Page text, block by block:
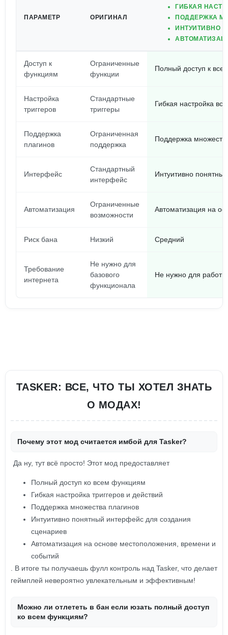
ПАРАМЕТР ОРИГИНАЛ
ГИБКАЯ
ПОДДЕРЖКА
ИНТУИТИВНО
Доступ к
функциям
Ограниченные
функции
Полный доступ к
Настройка
триггеров
Стандартные
триггеры
Гибкая настройка
Поддержка
плагинов
Ограниченная
поддержка
Поддержка
Интерфейс
Стандартный
интерфейс
Интуитивно
Автоматизация
Ограниченные
возможности
Автоматизация на
Риск бана Низкий Средний
Требование
интернета
Не нужно для
базового
функционала
Не нужно для
TASKER: ВСЕ, ЧТО ТЫ ХОТЕЛ ЗНАТЬ
О МОДАХ!
Почему этот мод считается имбой для Tasker?
Да ну, тут всё просто! Этот мод предоставляет
Полный доступ ко всем функциям
Гибкая настройка триггеров и действий
Поддержка множества плагинов
Интуитивно понятный интерфейс для создания
сценариев
Автоматизация на основе местоположения, времени и
событий
. В итоге ты получаешь фулл контроль над Tasker, что делает
геймплей невероятно увлекательным и эффективным!
Можно ли отлететь в бан если юзать полный доступ
ко всем функциям?